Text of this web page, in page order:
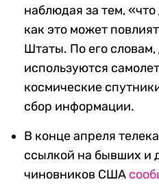
наблюдая за тем,
как это может
Штаты. По его словам,
используются
космические
сбор информации.
В конце апреля
ссылкой на бывших и
чиновников США